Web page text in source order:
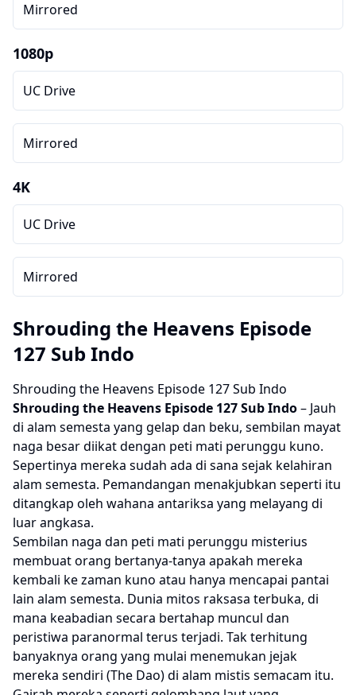
Mirrored
1080p
UC Drive
Mirrored
4K
UC Drive
Mirrored
Shrouding the Heavens Episode
127 Sub Indo
Shrouding the Heavens Episode 127 Sub Indo
Shrouding the Heavens Episode 127 Sub Indo– Jauh
di alam semesta yang gelap dan beku, sembilan mayat
naga besar diikat dengan peti mati perunggu kuno.
Sepertinya mereka sudah ada di sana sejak kelahiran
alam semesta. Pemandangan menakjubkan seperti itu
ditangkap oleh wahana antariksa yang melayang di
luar angkasa.
Sembilan naga dan peti mati perunggu misterius
membuat orang bertanya-tanya apakah mereka
kembali ke zaman kuno atau hanya mencapai pantai
lain alam semesta. Dunia mitos raksasa terbuka, di
mana keabadian secara bertahap muncul dan
peristiwa paranormal terus terjadi. Tak terhitung
banyaknya orang yang mulai menemukan jejak
mereka sendiri (The Dao) di alam mistis semacam itu.